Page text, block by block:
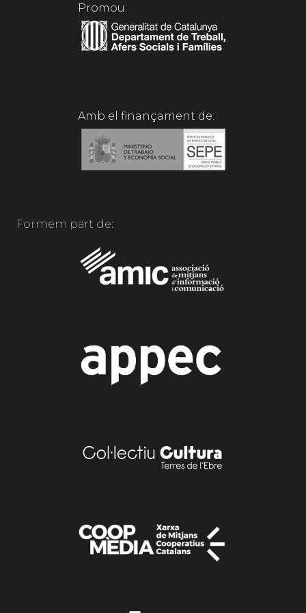
Promou:
Amb el finançament de:
Formem part de: